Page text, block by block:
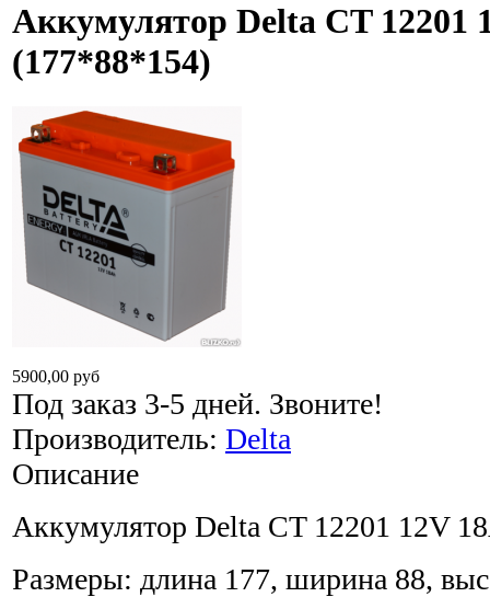
Аккумулятор Delta CT 12201
(177*88*154)
5900,00 руб
Под заказ 3-5 дней. Звоните!
Производитель: Delta
Описание
Аккумулятор Delta CT 12201 12V
Размеры: длина 177, ширина 88,